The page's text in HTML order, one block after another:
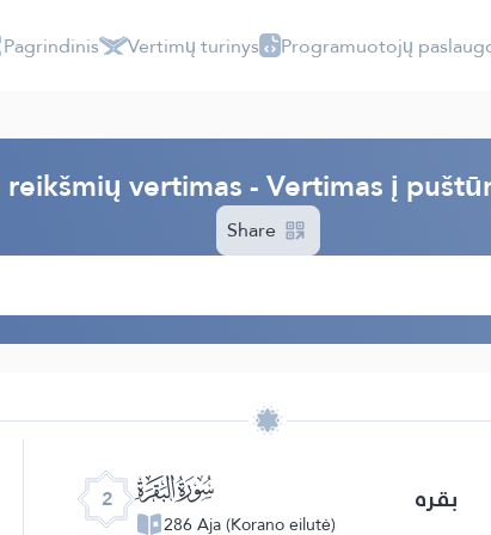
Pagrindinis Vertimų turinys Programuotojų
vertimas - Vertimas į
Share
2 ﮎ
286 Aja (Korano eilutė)
بقره